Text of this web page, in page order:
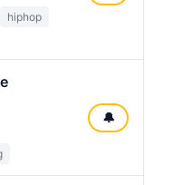
hiphop
🔔